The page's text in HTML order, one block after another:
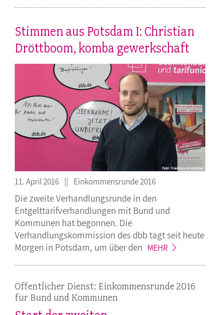
Stimmen aus Potsdam I: Christian
Dröttboom, komba gewerkschaft
11. April 2016 Einkommensrunde 2016
Die zweite Verhandlungsrunde in den
Entgelttarifverhandlungen mit Bund und
Kommunen hat begonnen. Die
Verhandlungskommission des dbb tagt seit heute
Morgen in Potsdam, um überden MEHR
Öffentlicher Dienst: Einkommensrunde 2016
für Bund und Kommunen